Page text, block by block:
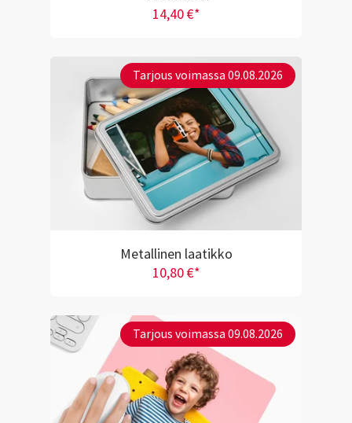
14,40 €*
Tarjous voimassa 09.08.2026
Metallinen laatikko
10,80 €*
Tarjous voimassa 09.08.2026